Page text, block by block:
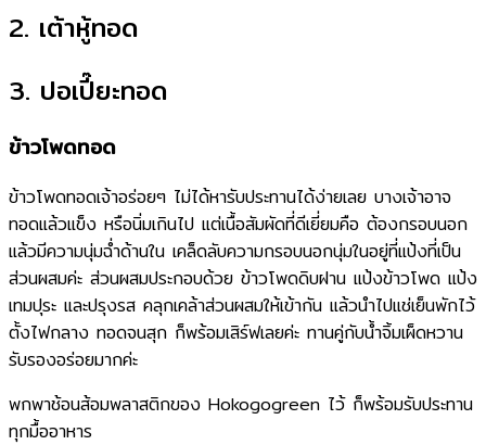
2. เต้าหู้ทอด
3. ปอเปี๊ยะทอด
ข้าวโพดทอด
ข้าวโพดทอดเจ้าอร่อยๆ ไม่ได้หารับประทานได้ง่ายเลย บางเจ้าอาจ
ทอดแล้วแข็ง หรือนิ่มเกินไป แต่เนื้อสัมผัดที่ดีเยี่ยมคือ ต้องกรอบนอก
แล้วมีความนุ่มฉ่ำด้านใน เคล็ดลับความกรอบนอกนุ่มในอยู่ที่แป้งที่เป็น
ส่วนผสมค่ะ ส่วนผสมประกอบด้วย ข้าวโพดดิบฝาน แป้งข้าวโพด แป้ง
เทมปุระ และปรุงรส คลุกเคล้าส่วนผสมให้เข้ากัน แล้วนำไปแช่เย็นพักไว้
ตั้งไฟกลาง ทอดจนสุก ก็พร้อมเสิร์ฟเลยค่ะ ทานคู่กับน้ำจิ้มเผ็ดหวาน
รับรองอร่อยมากค่ะ
พกพาช้อนส้อมพลาสติกของ Hokogogreen ไว้ ก็พร้อมรับประทาน
ทุกมื้ออาหาร